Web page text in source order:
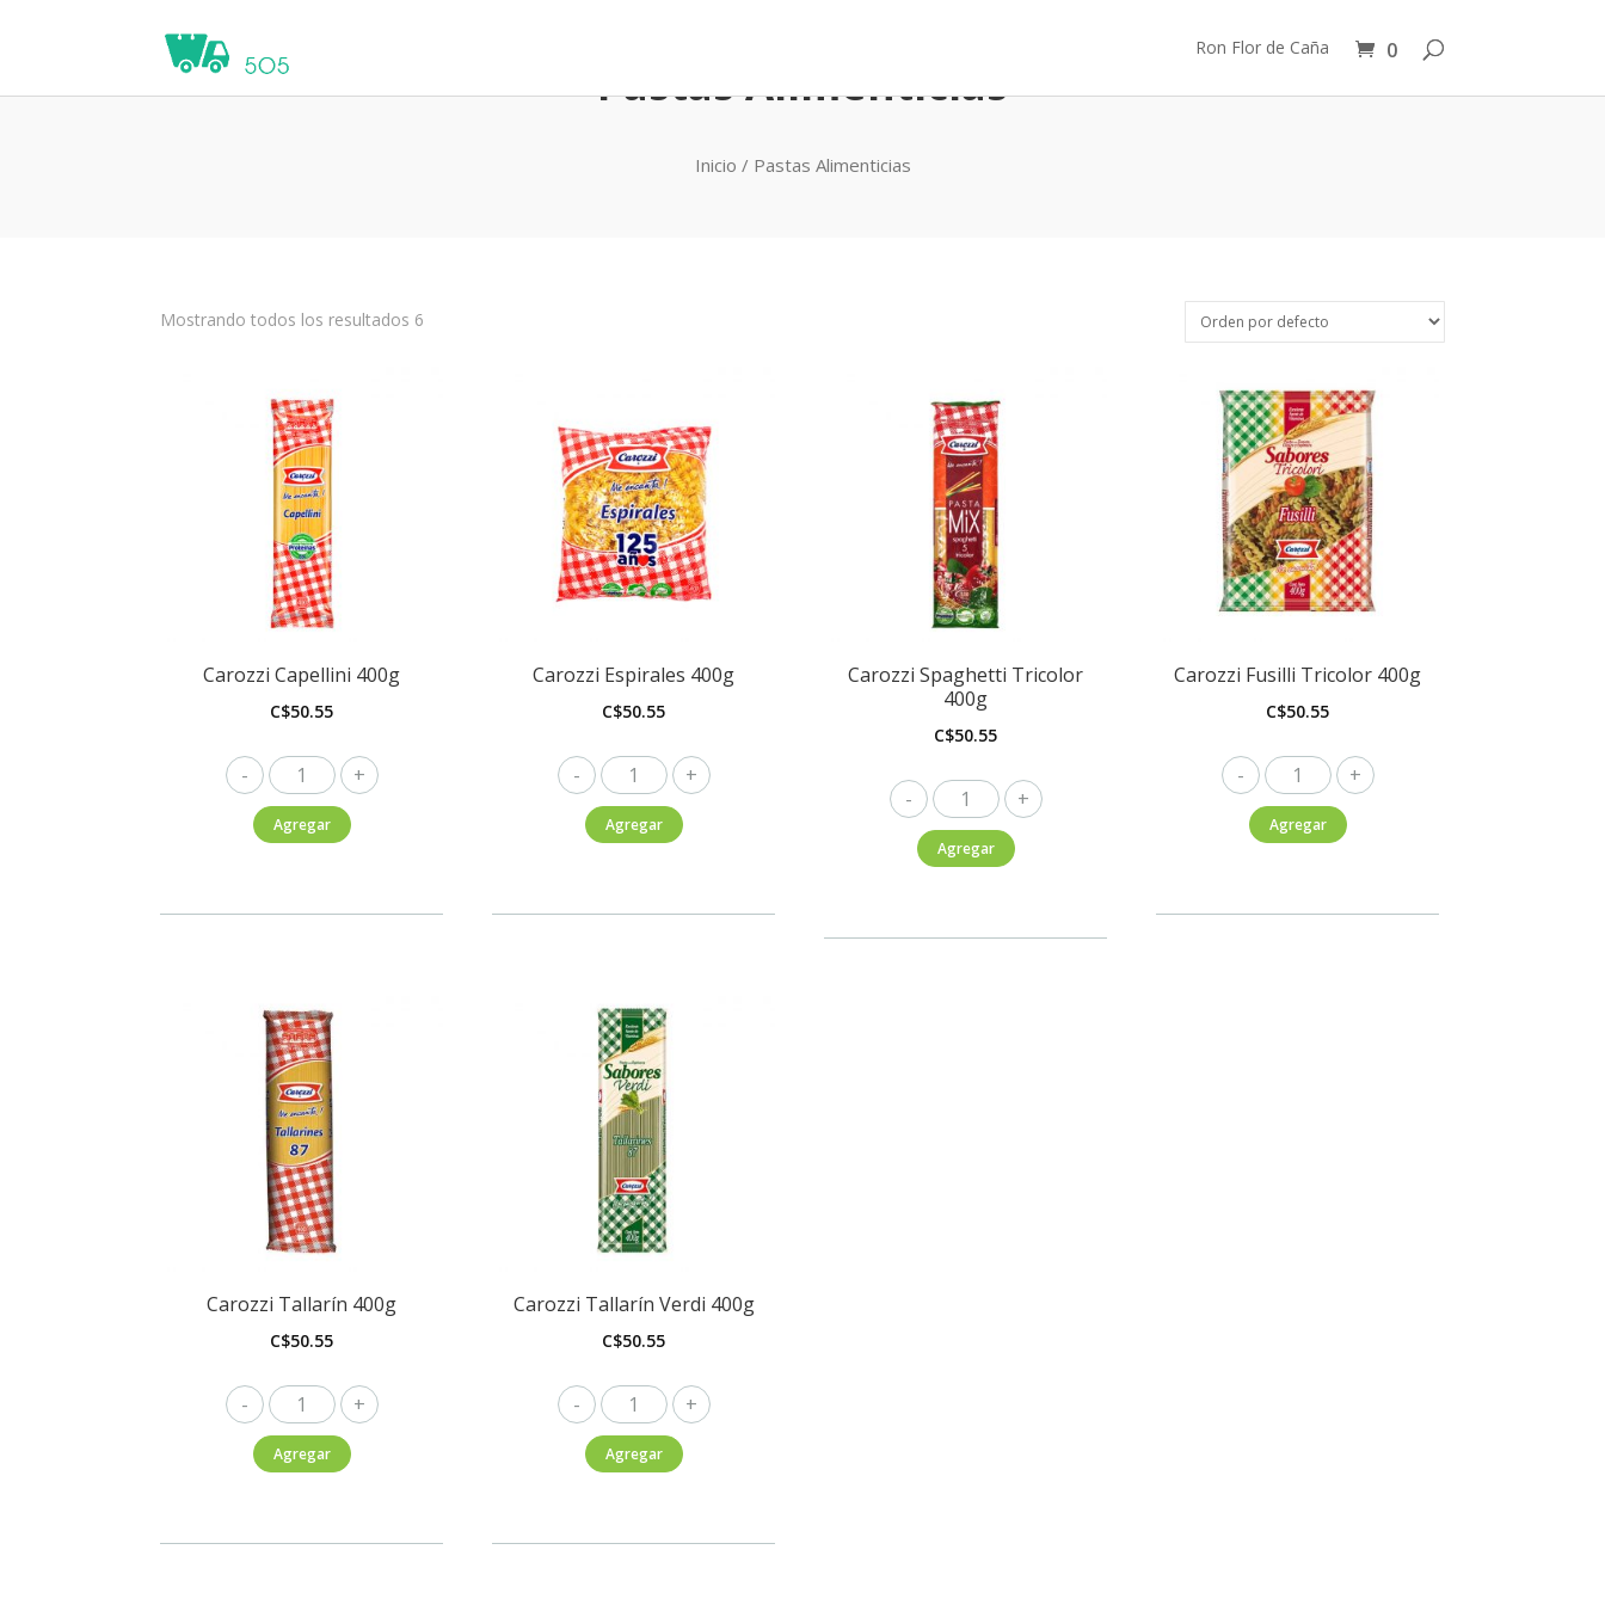
Ron Flor de Caña 0
Pastas Alimenticias
Inicio / Pastas Alimenticias
Mostrando todos los resultados 6
Carozzi Capellini 400g
C$50.55
Carozzi
Capellini
400g
Agregar
Carozzi Espirales 400g
C$50.55
Carozzi
Espirales
400g
Agregar
Carozzi Spaghetti Tricolor
400g
C$50.55
Carozzi
Spaghetti
Tricolor
Agregar
Carozzi Fusilli Tricolor 400g
C$50.55
Carozzi
Fusilli
Tricolor
Agregar
Carozzi Tallarín 400g
C$50.55
Carozzi
Tallarín
400g
Agregar
Carozzi Tallarín Verdi 400g
C$50.55
Carozzi
Tallarín
Verdi
Agregar